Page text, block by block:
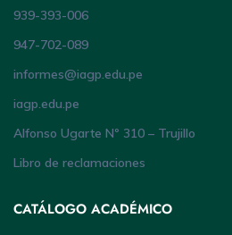
939-393-006
947-702-089
informes@iagp.edu.pe
iagp.edu.pe
Alfonso Ugarte Nº 310 – Trujillo
Libro de reclamaciones
CATÁLOGO ACADÉMICO